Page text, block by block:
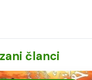
članci